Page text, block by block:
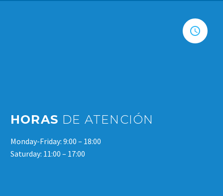


HORAS DE ATENCIÓN
Monday-Friday: 9:00 – 18:00
Saturday: 11:00 – 17:00